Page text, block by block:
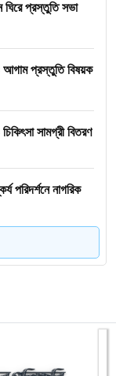
ঘিরে প্রস্তুতি সভা
আগাম প্রস্তুতি বিষয়ক
সামগ্রী বিতরণ
পরিদর্শনে নাগরিক